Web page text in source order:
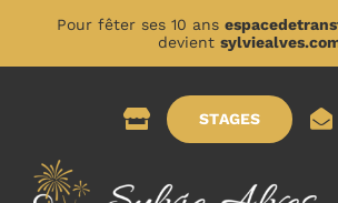
Pour fêter ses 10 ans
devient
STAGES